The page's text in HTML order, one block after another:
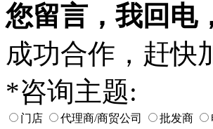
您留言，我回电
成功合作，赶快
*咨询主题:
门店 代理商/商贸公司 批发商